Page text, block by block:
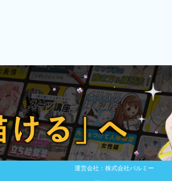
運営会社：株式会社パルミー